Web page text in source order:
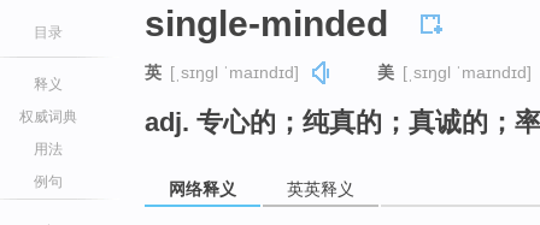
目录
释义
权威词典
用法
例句
single-minded
英 [ˌsɪŋɡl ˈmaɪndɪd] 美 [ˌsɪŋɡl ˈmaɪndɪd]
adj. 专心的；纯真的；真诚的；
网络释义 英英释义